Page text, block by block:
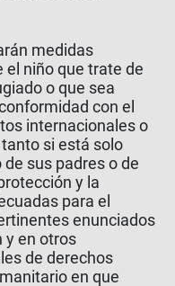
medidas
el niño que trate de
o que sea
con el
internacionales o
si está solo
sus padres o de
y la
para el
enunciados
y en otros
de derechos
en que